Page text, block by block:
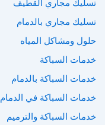
تسليك مجاري القطيف
تسليك مجاري بالدمام
حلول ومشاكل المياه
خدمات السباكة
خدمات السباكة بالدمام
خدمات السباكة في الدمام
خدمات السباكة والترميم